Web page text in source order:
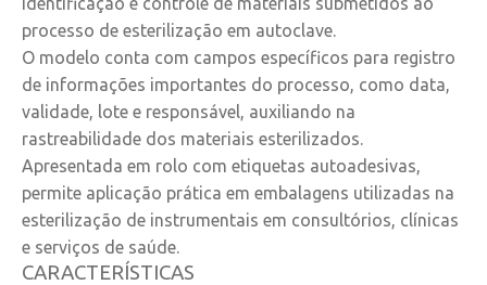
processo de esterilização em autoclave.
O modelo conta com campos específicos para registro
de informações importantes do processo, como data,
validade, lote e responsável, auxiliando na
rastreabilidade dos materiais esterilizados.
Apresentada em rolo com etiquetas autoadesivas,
permite aplicação prática em embalagens utilizadas na
esterilização de instrumentais em consultórios, clínicas
e serviços de saúde.
CARACTERÍSTICAS